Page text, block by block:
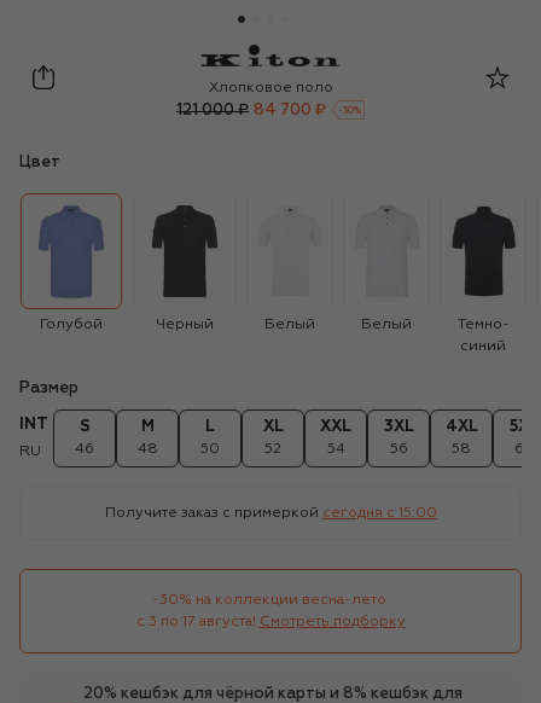
Kiton
Хлопковое поло
121 000 ₽ 84 700 ₽ -30%
Цвет
Голубой Черный Белый Белый
Темно-
синий
Размер
INT
RU
S
46
M
48
L
50
XL
52
XXL
54
3XL
56
4XL
58
5XL
60
Получите заказ с примеркой сегодня c 15:00
-30% на коллекции весна-лето
с 3 по 17 августа! Смотреть подборку
20% кешбэк для чёрной карты и 8% кешбэк для